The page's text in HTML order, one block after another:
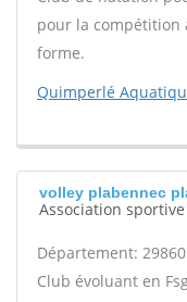
pour la compétition
forme.
Quimperlé
volley plabennec
Association sportive
Département: 29860
Club évoluant en